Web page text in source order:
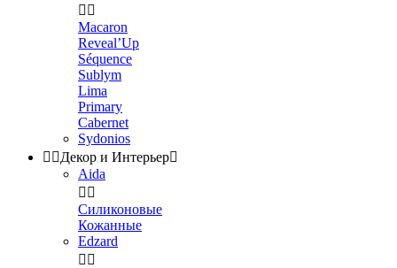
 
Macaron
Reveal’Up
Séquence
Sublym
Lima
Primary
Cabernet
Sydonios
 Декор и Интерьер
Aida
 
Силиконовые
Кожанные
Edzard
 